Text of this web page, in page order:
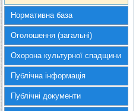
Нормативна база
Оголошення (загальні)
Охорона культурної спадщини
Публічна інформація
Публічні документи